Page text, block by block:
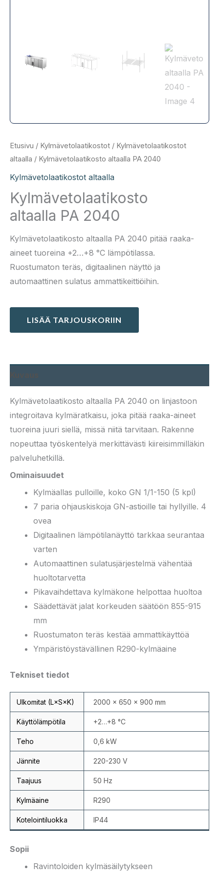
Etusivu / Kylmävetolaatikostot / Kylmävetolaatikostot
altaalla / Kylmävetolaatikosto altaalla PA 2040
Kylmävetolaatikostot altaalla
Kylmävetolaatikosto
altaalla PA 2040
Kylmävetolaatikosto altaalla PA 2040 pitää raaka-
aineet tuoreina +2…+8 °C lämpötilassa.
Ruostumaton teräs, digitaalinen näyttö ja
automaattinen sulatus ammattikeittiöihin.
LISÄÄ TARJOUSKORIIN
Kylmävetolaatikosto altaalla PA 2040 on linjastoon
integroitava kylmäratkaisu, joka pitää raaka-aineet
tuoreina juuri siellä, missä niitä tarvitaan. Rakenne
nopeuttaa työskentelyä merkittävästi kiireisimmilläkin
palveluhetkillä.
Ominaisuudet
Kylmäallas pulloille, koko GN 1/1-150 (5 kpl)
7 paria ohjauskiskoja GN-astioille tai hyllyille. 4
ovea
Digitaalinen lämpötilanäyttö tarkkaa seurantaa
varten
Automaattinen sulatusjärjestelmä vähentää
huoltotarvetta
Pikavaihdettava kylmäkone helpottaa huoltoa
Säädettävät jalat korkeuden säätöön 855-915
mm
Ruostumaton teräs kestää ammattikäyttöä
Ympäristöystävällinen R290-kylmäaine
Tekniset tiedot
Ulkomitat (L×S×K) 2000 × 650 × 900 mm
Käyttölämpötila +2…+8 °C
Teho 0,6 kW
Jännite 220-230 V
Taajuus 50 Hz
Kylmäaine R290
Kotelointiluokka IP44
Sopii
Ravintoloiden kylmäsäilytykseen